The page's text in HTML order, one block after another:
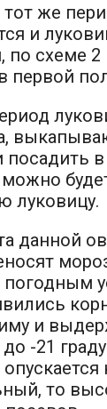
тот же
и
по схеме
первой
в
можно
луковицу.
данной
и
-21
то